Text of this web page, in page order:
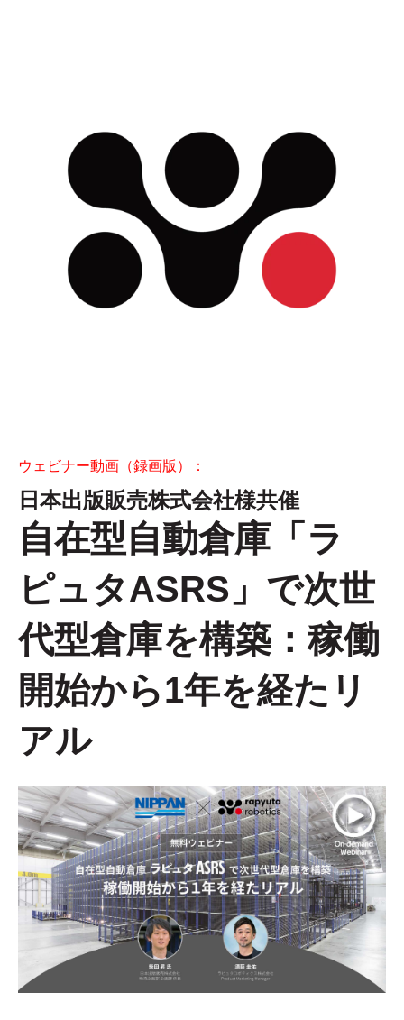
ウェビナー動画（録画版）：
日本出版販売株式会社様共催
自在型自動倉庫「ラ
ピュタASRS」で次世
代型倉庫を構築：稼働
開始から1年を経たリ
アル